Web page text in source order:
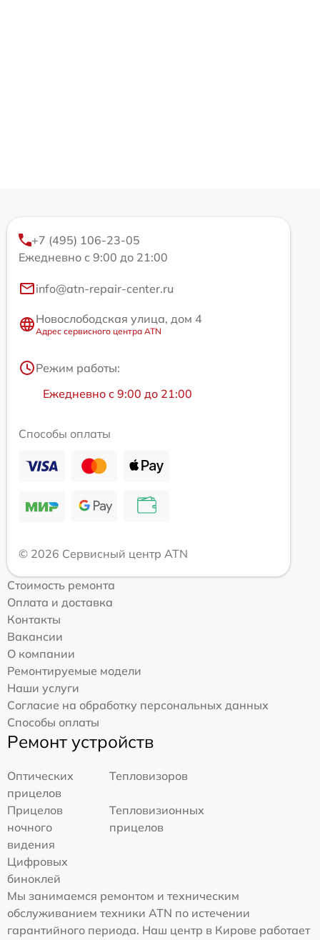
+7 (495) 106-23-05
Ежедневно с 9:00 до 21:00
info@atn-repair-center.ru
Новослободская улица, дом 4
Адрес сервисного центра ATN
Режим работы:
Ежедневно с 9:00 до 21:00
Способы оплаты
© 2026 Сервисный центр ATN
Стоимость ремонта
Оплата и доставка
Контакты
Вакансии
О компании
Ремонтируемые модели
Наши услуги
Согласие на обработку персональных данных
Способы оплаты
Ремонт устройств
Оптических
прицелов
Тепловизоров
Прицелов
ночного
видения
Тепловизионных
прицелов
Цифровых
биноклей
Мы занимаемся ремонтом и техническим
обслуживанием техники ATN по истечении
гарантийного периода. Наш центр в Кирове работает